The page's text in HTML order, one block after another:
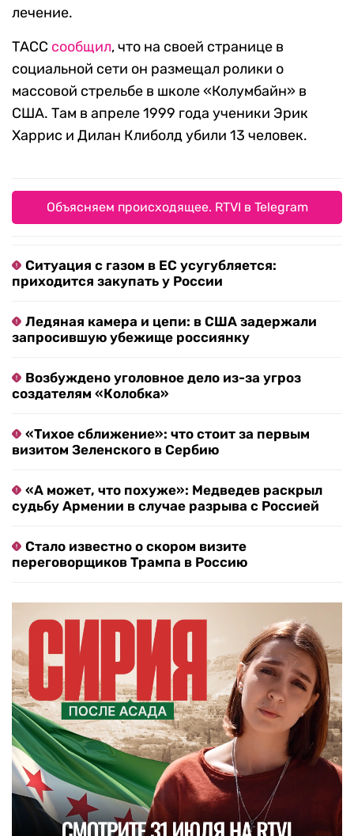
лечение.
ТАСС сообщил, что на своей странице в
социальной сети он размещал ролики о
массовой стрельбе в школе «Колумбайн» в
США. Там в апреле 1999 года ученики Эрик
Харрис и Дилан Клиболд убили 13 человек.
Объясняем происходящее. RTVI в Telegram
Ситуация с газом в ЕС усугубляется:
приходится закупать у России
Ледяная камера и цепи: в США задержали
запросившую убежище россиянку
Возбуждено уголовное дело из-за угроз
создателям «Колобка»
«Тихое сближение»: что стоит за первым
визитом Зеленского в Сербию
«А может, что похуже»: Медведев раскрыл
судьбу Армении в случае разрыва с Россией
Стало известно о скором визите
переговорщиков Трампа в Россию